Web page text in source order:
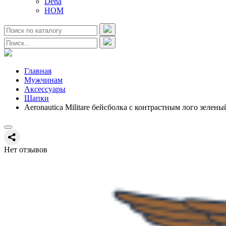
HOM
Главная
Мужчинам
Аксессуары
Шапки
Aeronautica Militare бейсболка с контрастным лого
Нет отзывов